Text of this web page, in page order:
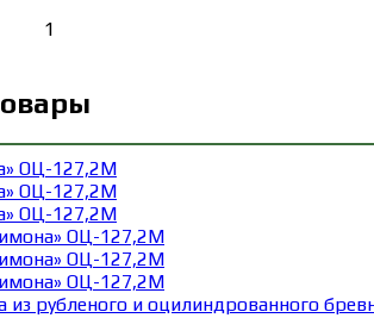
1
из рубленого и оцилиндрованного